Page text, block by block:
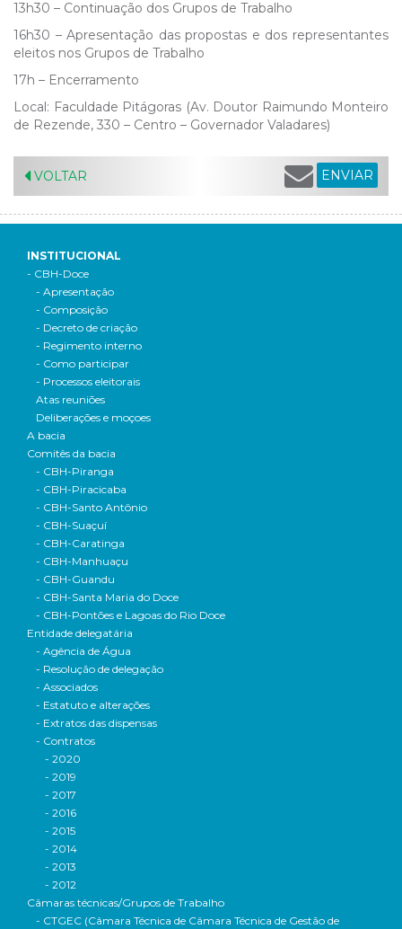
13h30 – Continuação dos Grupos de Trabalho
16h30 – Apresentação das propostas e dos representantes
eleitos nos Grupos de Trabalho
17h – Encerramento
Local: Faculdade Pitágoras (Av. Doutor Raimundo Monteiro
de Rezende, 330 – Centro – Governador Valadares)
VOLTAR ENVIAR
INSTITUCIONAL
- CBH-Doce
- Apresentação
- Composição
- Decreto de criação
- Regimento interno
- Como participar
- Processos eleitorais
Atas reuniões
Deliberações e moçoes
A bacia
Comitês da bacia
- CBH-Piranga
- CBH-Piracicaba
- CBH-Santo Antônio
- CBH-Suaçuí
- CBH-Caratinga
- CBH-Manhuaçu
- CBH-Guandu
- CBH-Santa Maria do Doce
- CBH-Pontões e Lagoas do Rio Doce
Entidade delegatária
- Agência de Água
- Resolução de delegação
- Associados
- Estatuto e alterações
- Extratos das dispensas
- Contratos
- 2020
- 2019
- 2017
- 2016
- 2015
- 2014
- 2013
- 2012
Câmaras técnicas/Grupos de Trabalho
- CTGEC (Câmara Técnica de Câmara Técnica de Gestão de